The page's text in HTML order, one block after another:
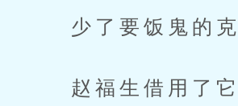
少了要饭鬼的克制
赵福生借用了它太